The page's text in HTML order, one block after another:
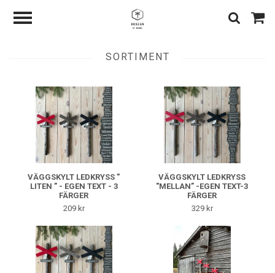
SORTIMENT
VÄGGSKYLT LEDKRYSS "
LITEN ” - EGEN TEXT - 3
FÄRGER
209 kr
VÄGGSKYLT LEDKRYSS
"MELLAN” -EGEN TEXT-3
FÄRGER
329 kr